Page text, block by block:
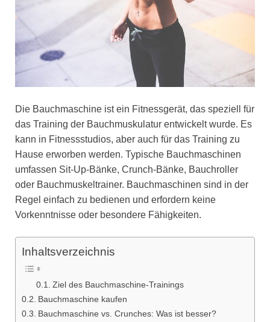
Die Bauchmaschine ist ein Fitnessgerät, das speziell für
das Training der Bauchmuskulatur entwickelt wurde. Es
kann in Fitnessstudios, aber auch für das Training zu
Hause erworben werden. Typische Bauchmaschinen
umfassen Sit-Up-Bänke, Crunch-Bänke, Bauchroller
oder Bauchmuskeltrainer. Bauchmaschinen sind in der
Regel einfach zu bedienen und erfordern keine
Vorkenntnisse oder besondere Fähigkeiten.
Inhaltsverzeichnis
Ziel des Bauchmaschine-Trainings
Bauchmaschine kaufen
Bauchmaschine vs. Crunches: Was ist besser?